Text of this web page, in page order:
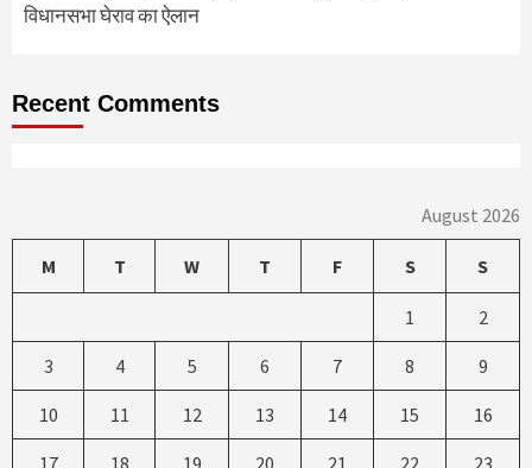
विधानसभा घेराव का ऐलान
Recent Comments
August 2026
M T W T F S S
1 2
3 4 5 6 7 8 9
10 11 12 13 14 15 16
17 18 19 20 21 22 23